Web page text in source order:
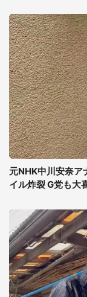
元NHK中川安奈ア
イル炸裂 G党も大